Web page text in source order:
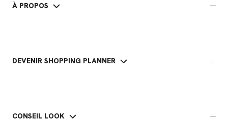
À PROPOS
DEVENIR SHOPPING PLANNER
CONSEIL LOOK